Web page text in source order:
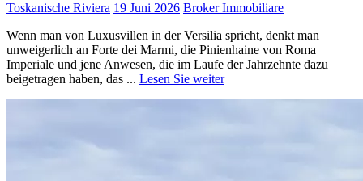
Toskanische Riviera 19 Juni 2026 Broker Immobiliare
Wenn man von Luxusvillen in der Versilia spricht, denkt man
unweigerlich an Forte dei Marmi, die Pinienhaine von Roma
Imperiale und jene Anwesen, die im Laufe der Jahrzehnte dazu
beigetragen haben, das ... Lesen Sie weiter